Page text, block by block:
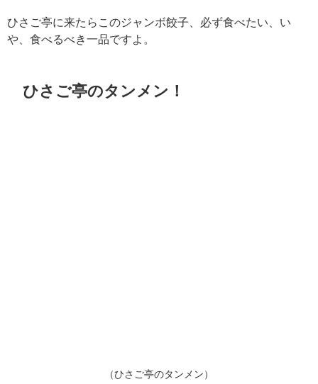
ひさご亭に来たらこのジャンボ餃子、必ず食べたい、い
や、食べるべき一品ですよ。
ひさご亭のタンメン！
（ひさご亭のタンメン）